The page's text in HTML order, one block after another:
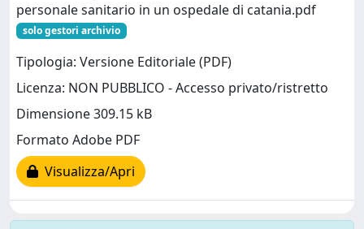
personale sanitario in un ospedale di catania.pdf
solo gestori archivio
Tipologia: Versione Editoriale (PDF)
Licenza: NON PUBBLICO - Accesso privato/ristretto
Dimensione 309.15 kB
Formato Adobe PDF
Visualizza/Apri